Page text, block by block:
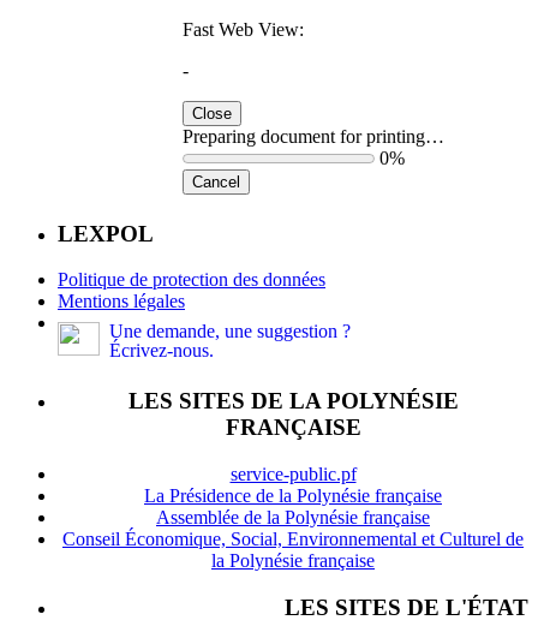
Fast Web View:
-
Close
Preparing document for printing…
0%
Cancel
LEXPOL
Politique de protection des données
Mentions légales
Une demande, une suggestion ?
Écrivez-nous.
LES SITES DE LA POLYNÉSIE
FRANÇAISE
service-public.pf
La Présidence de la Polynésie française
Assemblée de la Polynésie française
Conseil Économique, Social, Environnemental et Culturel de
la Polynésie française
LES SITES DE L'ÉTAT